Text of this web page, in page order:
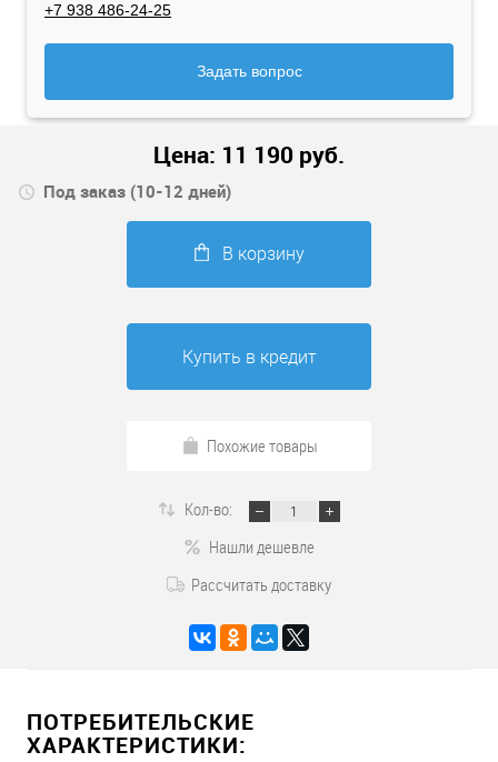
+7 938 486-24-25
Задать вопрос
Цена: 11 190 руб.
Под заказ (10-12 дней)
В корзину
Купить в кредит
Похожие товары
Кол-во:
Нашли дешевле
Рассчитать доставку
ПОТРЕБИТЕЛЬСКИЕ
ХАРАКТЕРИСТИКИ: